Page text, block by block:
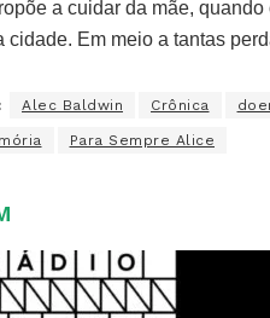
a cuidar da mãe,
cidade. Em meio a tantas
Alec Baldwin Crônica
Para Sempre Alice